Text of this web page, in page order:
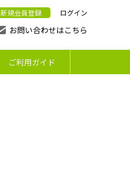
新規会員登録 ログイン
お問い合わせはこちら
ご利用ガイド